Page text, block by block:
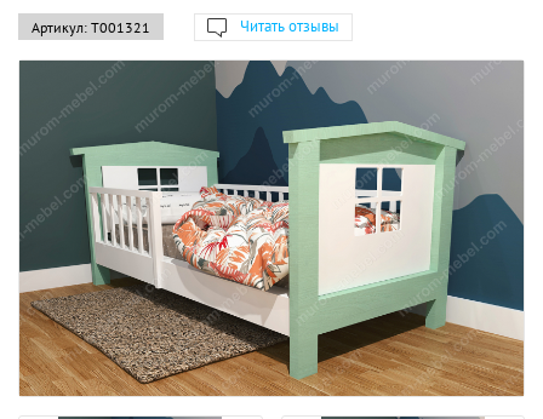
Артикул: Т001321 Читать отзывы